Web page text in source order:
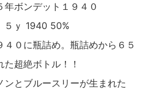
ボンデット１９４０
ｙ 1940 50%
０に瓶詰め。瓶詰めから６５
超絶ボトル！！
ンとブルースリーが生まれた